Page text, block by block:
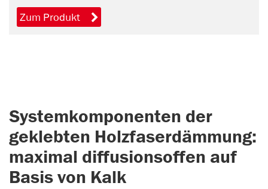
Zum Produkt
Systemkomponenten der
geklebten Holzfaserdämmung:
maximal diffusionsoffen auf
Basis von Kalk